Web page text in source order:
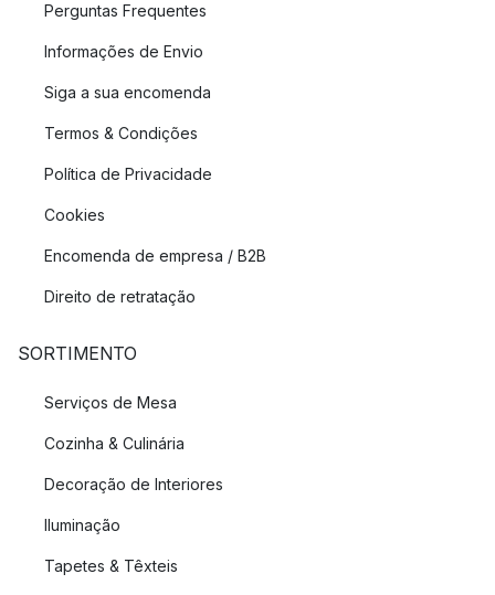
Perguntas Frequentes
Informações de Envio
Siga a sua encomenda
Termos & Condições
Política de Privacidade
Cookies
Encomenda de empresa / B2B
Direito de retratação
SORTIMENTO
Serviços de Mesa
Cozinha & Culinária
Decoração de Interiores
Iluminação
Tapetes & Têxteis